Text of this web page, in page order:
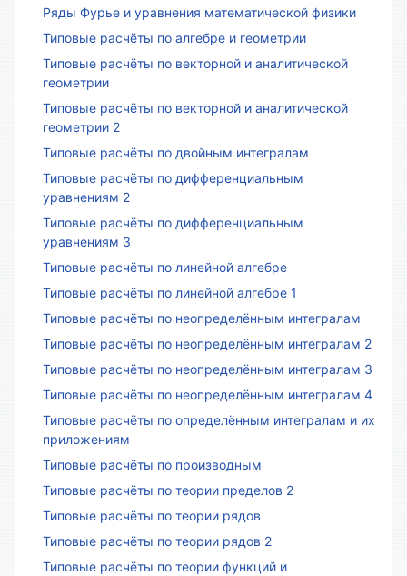
Ряды Фурье и уравнения математической физики
Типовые расчёты по алгебре и геометрии
Типовые расчёты по векторной и аналитической
геометрии
Типовые расчёты по векторной и аналитической
геометрии 2
Типовые расчёты по двойным интегралам
Типовые расчёты по дифференциальным
уравнениям 2
Типовые расчёты по дифференциальным
уравнениям 3
Типовые расчёты по линейной алгебре
Типовые расчёты по линейной алгебре 1
Типовые расчёты по неопределённым интегралам
Типовые расчёты по неопределённым интегралам 2
Типовые расчёты по неопределённым интегралам 3
Типовые расчёты по неопределённым интегралам 4
Типовые расчёты по определённым интегралам и их
приложениям
Типовые расчёты по производным
Типовые расчёты по теории пределов 2
Типовые расчёты по теории рядов
Типовые расчёты по теории рядов 2
Типовые расчёты по теории функций и